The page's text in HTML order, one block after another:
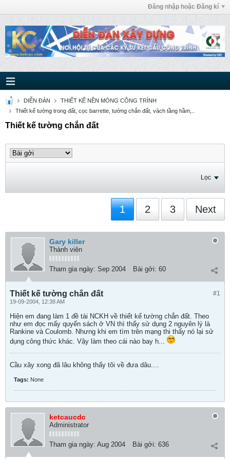
Đăng nhập hoặc Đăng kí
DIỄN ĐÀN
THIẾT KẾ NỀN MÓNG CÔNG TRÌNH
Thiết kế tường trong đất, cọc barrette, tường chắn đất, vách tầng hầm,..
Thiết kế tường chắn đất
Lọc
1 2 3 Next
Gary killer
Thành viên
Tham gia ngày: Sep 2004 Bài gởi: 60
#1
Thiết kế tường chắn đất
19-09-2004, 12:38 AM
Hiện em đang làm 1 đề tài NCKH về thiết kế tường chắn đất. Theo
như em đọc mấy quyển sách ở VN thì thấy sử dụng 2 nguyên lý là
Rankine và Coulomb. Nhưng khi em tìm trên mạng thi thấy nó lại sử
dụng công thức khác. Vậy làm theo cái nào bay h...
Cầu xây xong đã lâu không thấy tôi về đưa dâu....
Tags: None
ketcaucdc
Administrator
Tham gia ngày: Aug 2004 Bài gởi: 636